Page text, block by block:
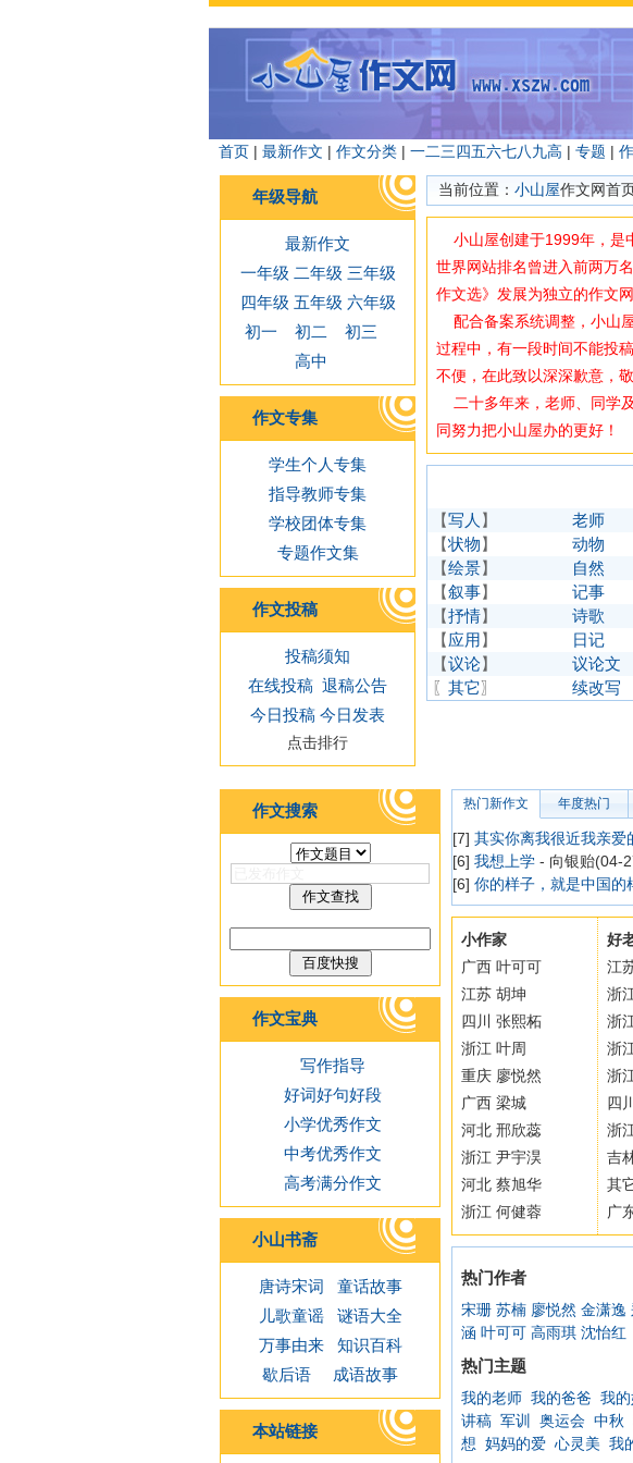
首页 | 最新作文 | 作文分类 | 一二三四五六七八九高 | 专题 |
年级导航
最新作文
一年级 二年级 三年级
四年级 五年级 六年级
初一
初二
初三
高中
作文专集
学生个人专集
指导教师专集
学校团体专集
专题作文集
作文投稿
投稿须知
在线投稿 退稿公告
今日投稿 今日发表
点击排行
当前位置： 小山屋作文网首
小山屋创建于1999年，是
世界网站排名曾进入前两万
作文选》发展为独立的作文
配合备案系统调整，小山
过程中，有一段时间不能投
不便，在此致以深深歉意，敬
二十多年来，老师、同学
同努力把小山屋办的更好！
【写人 】 老师
【状物】 动物
【绘景】 自然
【叙事】 记事
【抒情】 诗歌
【应用】 日记
【议论】 议论文
〖 其它〗 续改写
作文搜索
作文宝典
写作指导
好词好句好段
小学优秀作文
中考优秀作文
高考满分作文
小山书斋
唐诗宋词
童话故事
儿歌童谣
谜语大全
万事由来
知识百科
歇后语
成语故事
本站链接
热门新作文 年度热门
[7] 其实你离我很近我亲爱
[6] 我想上学 - 向银贻(04-
[6] 你的样子，就是中国的
小作家
广西 叶可可
江苏 胡坤
四川 张熙柘
浙江 叶周
重庆 廖悦然
广西 梁城
河北 邢欣蕊
浙江 尹宇淏
河北 蔡旭华
浙江 何健蓉
好
江
浙
浙
浙
浙
四
浙
吉
其
广
热门作者
宋珊 苏楠 廖悦然 金潇逸
涵 叶可可 高雨琪 沈怡红
热门主题
我的老师 我的爸爸 我
讲稿 军训 奥运会 中秋
想 妈妈的爱 心灵美 我